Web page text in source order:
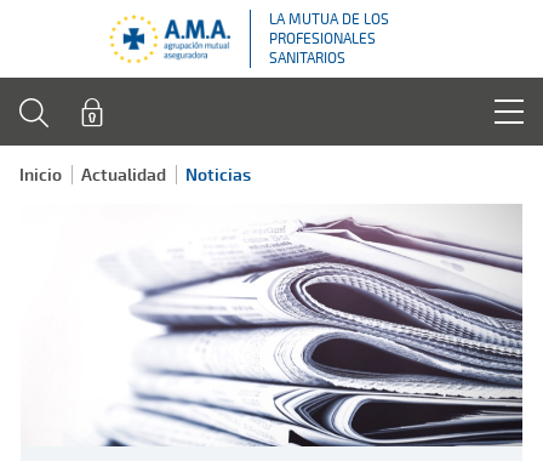
LA MUTUA DE LOS
PROFESIONALES
SANITARIOS
Inicio Actualidad Noticias